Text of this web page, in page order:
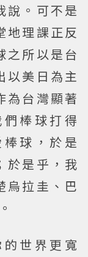
說。可不是
地理課正反
之所以是台
以美日為主
為台灣顯著
棒球打得
球，於是
於是乎，我
烏拉圭、巴
世界更寬